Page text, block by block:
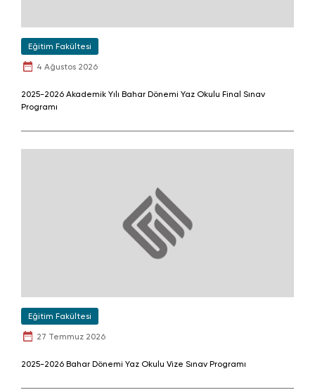
Eğitim Fakültesi
4 Ağustos 2026
2025-2026 Akademik Yılı Bahar Dönemi Yaz Okulu Final Sınav
Programı
Eğitim Fakültesi
27 Temmuz 2026
2025-2026 Bahar Dönemi Yaz Okulu Vize Sınav Programı